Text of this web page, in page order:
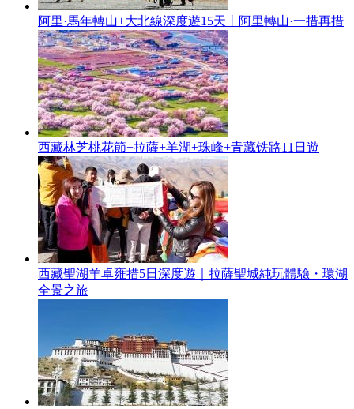
阿里·馬年轉山+大北線深度遊15天丨阿里轉山·一措再措
西藏林芝桃花節+拉薩+羊湖+珠峰+青藏铁路11日遊
西藏聖湖羊卓雍措5日深度遊｜拉薩聖城純玩體驗・環湖
全景之旅